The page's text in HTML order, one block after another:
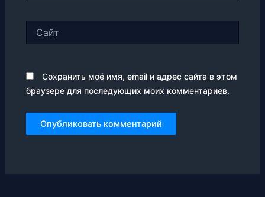
Сохранить моё имя, email и адрес сайта в этом
браузере для последующих моих комментариев.